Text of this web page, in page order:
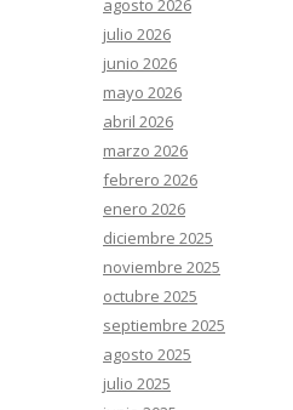
agosto 2026
julio 2026
junio 2026
mayo 2026
abril 2026
marzo 2026
febrero 2026
enero 2026
diciembre 2025
noviembre 2025
octubre 2025
septiembre 2025
agosto 2025
julio 2025